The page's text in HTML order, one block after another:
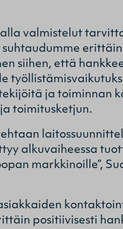
valmistelut
suhtaudumme
siihen, että
ja toiminnan
toimitusketjun.
alkuvaiheessa
markkinoille”,
positiivisesti